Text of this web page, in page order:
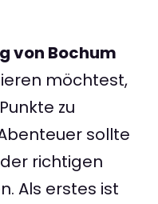
von Bochum
möchtest,
zu
sollte
richtigen
Als erstes ist